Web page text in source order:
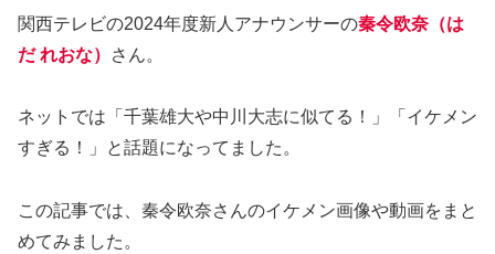
関西テレビの2024年度新人アナウンサーの秦令欧奈（は
だ れおな）
さん。
ネットでは「千葉雄大や中川大志に似てる！」「イケメン
すぎる！」と話題になってました。
この記事では、秦令欧奈さんのイケメン画像や動画をまと
めてみました。